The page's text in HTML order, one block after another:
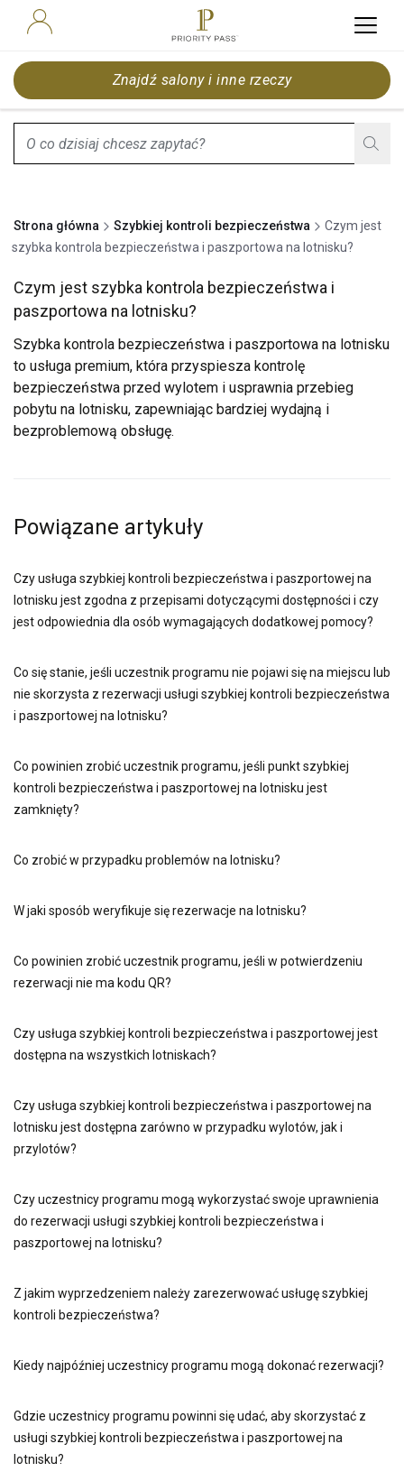
Znajdź salony i inne rzeczy
Strona główna Szybkiej kontroli bezpieczeństwa
Czym jest
szybka kontrola bezpieczeństwa i paszportowa na lotnisku?
Czym jest szybka kontrola bezpieczeństwa i
paszportowa na lotnisku?
Szybka kontrola bezpieczeństwa i paszportowa na lotnisku
to usługa premium, która przyspiesza kontrolę
bezpieczeństwa przed wylotem i usprawnia przebieg
pobytu na lotnisku, zapewniając bardziej wydajną i
bezproblemową obsługę.
Powiązane artykuły
Czy usługa szybkiej kontroli bezpieczeństwa i paszportowej na
lotnisku jest zgodna z przepisami dotyczącymi dostępności i czy
jest odpowiednia dla osób wymagających dodatkowej pomocy?
Co się stanie, jeśli uczestnik programu nie pojawi się na miejscu lub
nie skorzysta z rezerwacji usługi szybkiej kontroli bezpieczeństwa
i paszportowej na lotnisku?
Co powinien zrobić uczestnik programu, jeśli punkt szybkiej
kontroli bezpieczeństwa i paszportowej na lotnisku jest
zamknięty?
Co zrobić w przypadku problemów na lotnisku?
W jaki sposób weryfikuje się rezerwacje na lotnisku?
Co powinien zrobić uczestnik programu, jeśli w potwierdzeniu
rezerwacji nie ma kodu QR?
Czy usługa szybkiej kontroli bezpieczeństwa i paszportowej jest
dostępna na wszystkich lotniskach?
Czy usługa szybkiej kontroli bezpieczeństwa i paszportowej na
lotnisku jest dostępna zarówno w przypadku wylotów, jak i
przylotów?
Czy uczestnicy programu mogą wykorzystać swoje uprawnienia
do rezerwacji usługi szybkiej kontroli bezpieczeństwa i
paszportowej na lotnisku?
Z jakim wyprzedzeniem należy zarezerwować usługę szybkiej
kontroli bezpieczeństwa?
Kiedy najpóźniej uczestnicy programu mogą dokonać rezerwacji?
Gdzie uczestnicy programu powinni się udać, aby skorzystać z
usługi szybkiej kontroli bezpieczeństwa i paszportowej na
lotnisku?